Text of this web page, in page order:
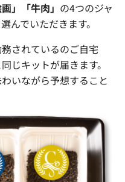
」「牛肉」 の4つのジャ
んでいただきます。
されているのご自宅
じキットが届きます。
いながら予想すること